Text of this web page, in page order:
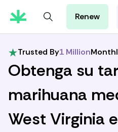
Tarjeta de MMJ
Orientación Cannábica
Aprenda con Leafwell
Investigación
Renew
Trusted By1 Million
Obtenga su
marihuana
West Virginia